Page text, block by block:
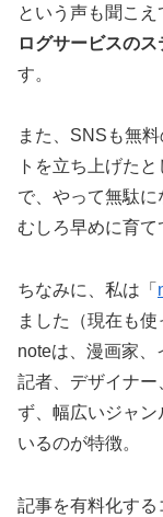
という声も聞こえ
ログサービスの
す。
また、SNSも無
トを立ち上げたと
で、やって無駄に
むしろ早めに育て
ちなみに、私は「
ました（現在も使
noteは、漫画家、
記者、デザイナ
ず、幅広いジャン
いるのが特徴。
記事を有料化す